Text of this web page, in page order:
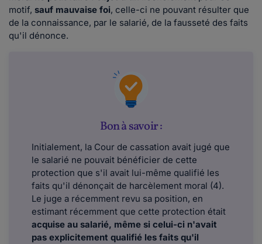
motif, sauf mauvaise foi, celle-ci ne pouvant résulter que
de la connaissance, par le salarié, de la fausseté des faits
qu'il dénonce.
Bon à savoir :
Initialement, la Cour de cassation avait jugé que
le salarié ne pouvait bénéficier de cette
protection que s'il avait lui-même qualifié les
faits qu'il dénonçait de harcèlement moral (4).
Le juge a récemment revu sa position, en
estimant récemment que cette protection était
acquise au salarié, même si celui-ci n'avait
pas explicitement qualifié les faits qu'il